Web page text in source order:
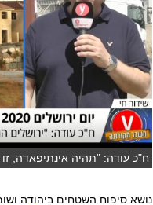
ח"כ עודה: "תהיה אינתיפאדה,
ארז)
נושא סיפוח השטחים ביהודה